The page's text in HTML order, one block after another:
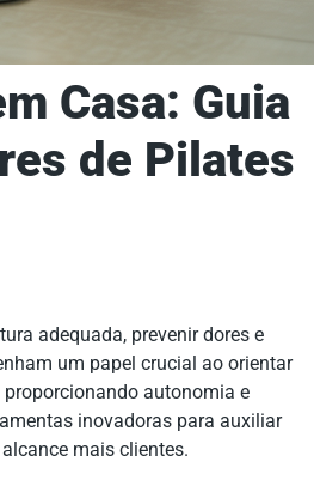
Casa: Guia
de Pilates
adequada, prevenir dores e
um papel crucial ao orientar
autonomia e
inovadoras para auxiliar
mais clientes.